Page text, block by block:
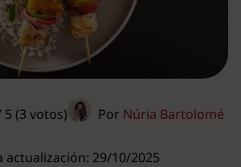
5 (3 votos) Por Núria Bartolomé
actualización: 29/10/2025